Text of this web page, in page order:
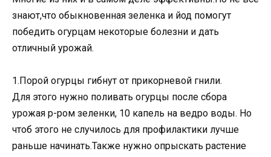
знают,что обыкновенная зеленка и йод помогут
победить огурцам некоторые болезни и дать
отличный урожай.
1.Порой огурцы гибнут от прикорневой гнили.
Для этого нужно поливать огурцы после сбора
урожая р-ром зеленки, 10 капель на ведро воды. Но
чтоб этого не случилось для профилактики лучше
раньше начинать.Также нужно опрыскать растение